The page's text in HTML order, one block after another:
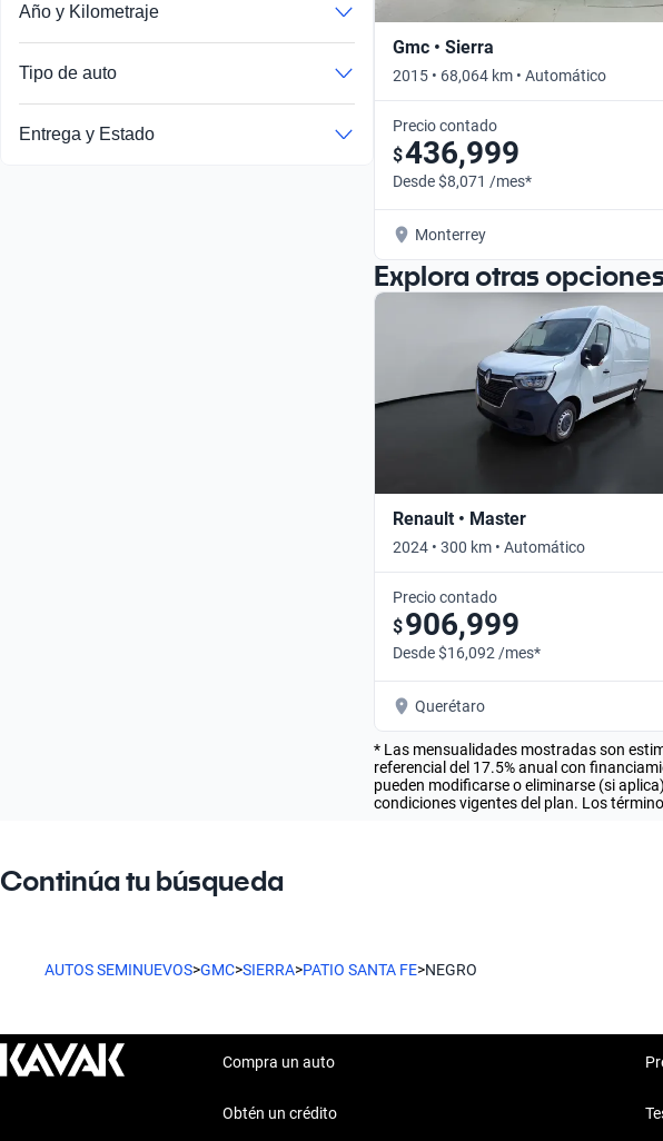
Año y Kilometraje
Tipo de auto
Entrega y Estado
Gmc • Sierra
2015 • 68,064 km • Automático
Precio contado
$436,999
Desde $8,071 /mes*
Monterrey
Explora otras
Renault • Master
2024 • 300 km • Automático
Precio contado
$906,999
Desde $16,092 /mes*
Querétaro
* Las mensualidades mostradas son
referencial del 17.5% anual con
pueden modificarse o eliminarse (si
condiciones vigentes del plan. Los
Continúa tu búsqueda
AUTOS SEMINUEVOS>GMC>SIERRA>PATIO SANTA FE>NEGRO
Compra un auto
Obtén un crédito